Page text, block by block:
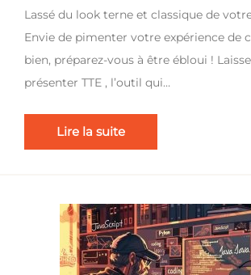
Lassé du look terne et classique de
Envie de pimenter votre expérience de
bien, préparez-vous à être ébloui !
présenter TTE , l’outil qui…
Lire la suite